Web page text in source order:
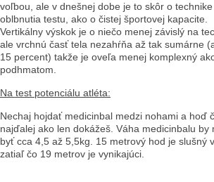
voľbou, ale v dnešnej dobe je to skôr o technike
oblbnutia testu, ako o čistej športovej kapacite.
Vertikálny výskok je o niečo menej závislý na
ale vrchnú časť tela nezahŕňa až tak sumárne
15 percent) takže je oveľa menej komplexný
podhmatom.
Na test potenciálu atléta:
Nechaj hojdať medicinbal medzi nohami a hoď
najďalej ako len dokážeš. Váha medicinbalu by
byť cca 4,5 až 5,5kg. 15 metrový hod je slušný
zatiaľ čo 19 metrov je vynikajúci.